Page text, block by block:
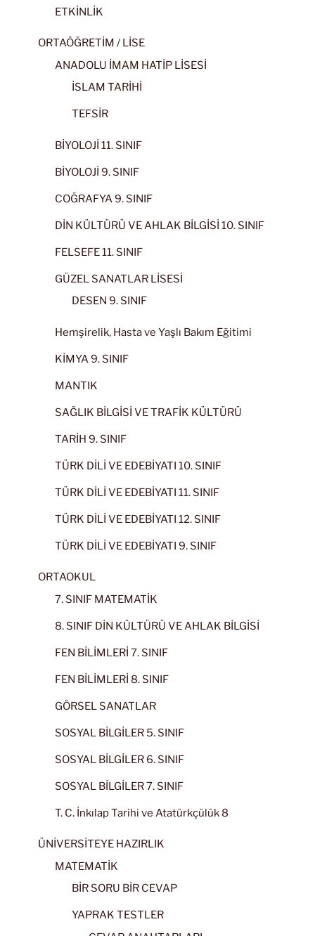
ETKİNLİK
ORTAÖĞRETİM / LİSE
ANADOLU İMAM HATİP LİSESİ
İSLAM TARİHİ
TEFSİR
BİYOLOJİ 11. SINIF
BİYOLOJİ 9. SINIF
COĞRAFYA 9. SINIF
DİN KÜLTÜRÜ VE AHLAK BİLGİSİ 10. SINIF
FELSEFE 11. SINIF
GÜZEL SANATLAR LİSESİ
DESEN 9. SINIF
Hemşirelik, Hasta ve Yaşlı Bakım Eğitimi
KİMYA 9. SINIF
MANTIK
SAĞLIK BİLGİSİ VE TRAFİK KÜLTÜRÜ
TARİH 9. SINIF
TÜRK DİLİ VE EDEBİYATI 10. SINIF
TÜRK DİLİ VE EDEBİYATI 11. SINIF
TÜRK DİLİ VE EDEBİYATI 12. SINIF
TÜRK DİLİ VE EDEBİYATI 9. SINIF
ORTAOKUL
7. SINIF MATEMATİK
8. SINIF DİN KÜLTÜRÜ VE AHLAK BİLGİSİ
FEN BİLİMLERİ 7. SINIF
FEN BİLİMLERİ 8. SINIF
GÖRSEL SANATLAR
SOSYAL BİLGİLER 5. SINIF
SOSYAL BİLGİLER 6. SINIF
SOSYAL BİLGİLER 7. SINIF
T. C. İnkılap Tarihi ve Atatürkçülük 8
ÜNİVERSİTEYE HAZIRLIK
MATEMATİK
BİR SORU BİR CEVAP
YAPRAK TESTLER